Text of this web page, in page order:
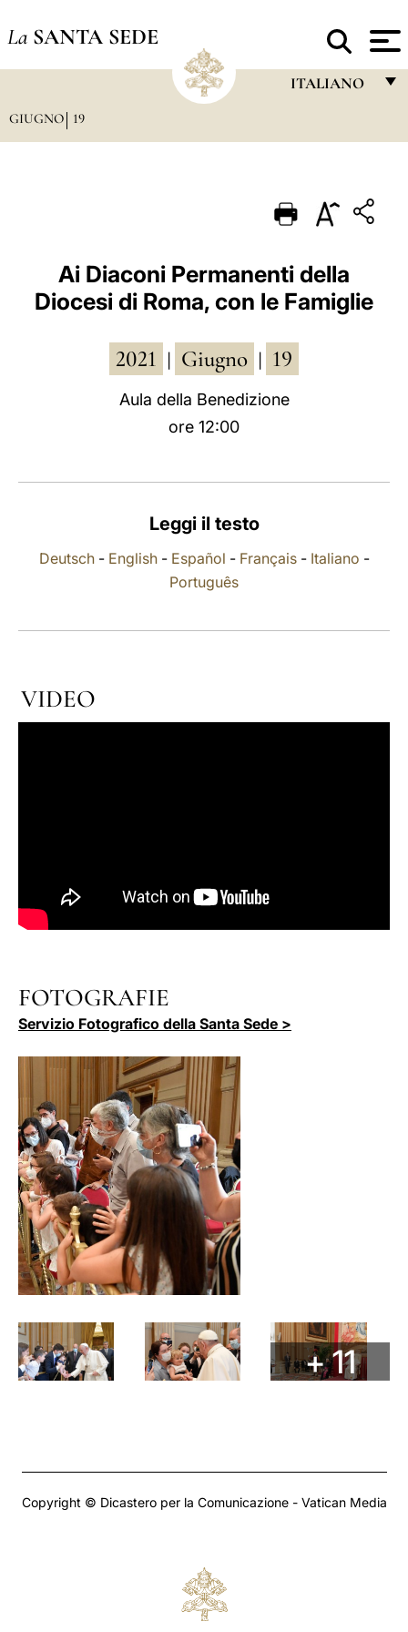
La SANTA SEDE
ITALIANO
PORTUGUÊS
ESPAÑOL
DEUTSCH
العربيّة
中文
GIUGNO 19
Ai Diaconi Permanenti della
Diocesi di Roma, con le Famiglie
2021 Giugno 19
Aula della Benedizione
ore 12:00
Leggi il testo
Deutsch- English- Español - Français- Italiano -
Português
VIDEO
FOTOGRAFIE
Servizio Fotografico della Santa Sede >
+ 11
Copyright © Dicastero per la Comunicazione - Vatican Media